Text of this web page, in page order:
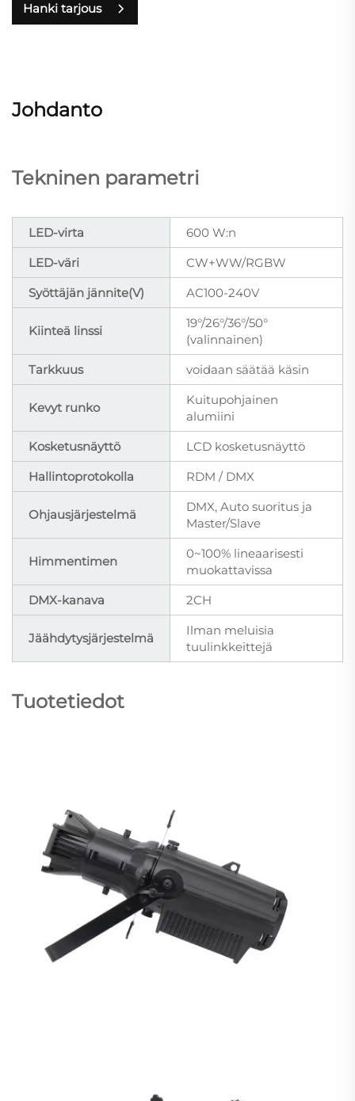
Hanki tarjous
Johdanto
Tekninen parametri
LED-virta
600 W:n
LED-väri
CW+WW/RGBW
Syöttäjän jännite(V)
AC100-240V
Kiinteä linssi
19°/26°/36°/50°
(valinnainen)
Tarkkuus
voidaan säätää käsin
Kevyt runko
Kuitupohjainen
alumiini
Kosketusnäyttö
LCD kosketusnäyttö
Hallintoprotokolla
RDM / DMX
Ohjausjärjestelmä
DMX, Auto suoritus ja
Master/Slave
Himmentimen
0~100% lineaarisesti
muokattavissa
DMX-kanava
2CH
Jäähdytysjärjestelmä
Ilman meluisia
tuulinkkeittejä
Tuotetiedot